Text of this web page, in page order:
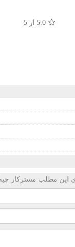
5.0 از 5
ی این مطلب مسترکار